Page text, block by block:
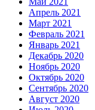
Апрель 2021
Март 2021
Февраль 2021
Январь 2021
Декабрь 2020
Ноябрь 2020
Октябрь 2020
Сентябрь 2020
Август 2020